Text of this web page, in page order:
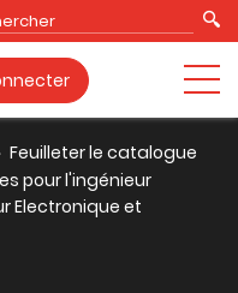
Feuilleter le catalogue
pour l'ingénieur
Electronique et